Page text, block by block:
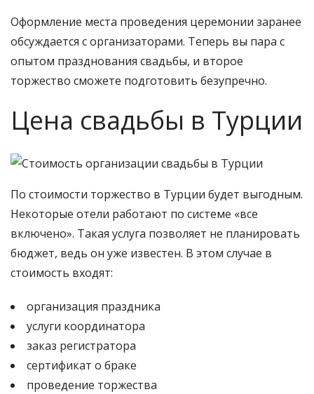
Оформление места проведения церемонии заранее
обсуждается с организаторами. Теперь вы пара с
опытом празднования свадьбы, и второе
торжество сможете подготовить безупречно.
Цена свадьбы в Турции
По стоимости торжество в Турции будет выгодным.
Некоторые отели работают по системе «все
включено». Такая услуга позволяет не планировать
бюджет, ведь он уже известен. В этом случае в
стоимость входят:
организация праздника
услуги координатора
заказ регистратора
сертификат о браке
проведение торжества